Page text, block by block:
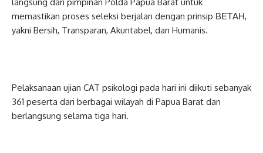
memastikan proses seleksi berjalan dengan prinsip ВЕТАН,
yakni Bersih, Transparan, Akuntabel, dan Humanis.
Pelaksanaan ujian CAT psikologi pada hari ini diikuti sebanyak
361 peserta dari berbagai wilayah di Papua Barat dan
berlangsung selama tiga hari.